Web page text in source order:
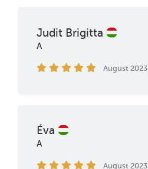
Judit Brigitta
A
August 2023
Éva
A
August 2023